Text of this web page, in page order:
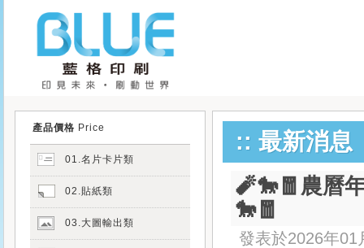
產品價格 Price
01.名片卡片類
02.貼紙類
03.大圖輸出類
:: 最新消息
🧨🐎🧧農曆
🐎🧧
發表於2026年01